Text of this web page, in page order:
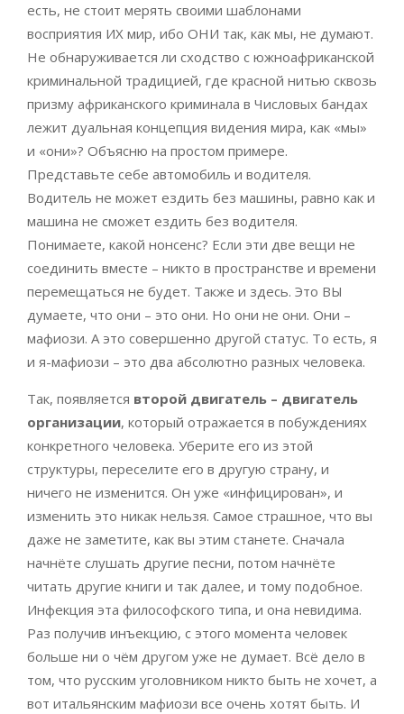
есть, не стоит мерять своими шаблонами
восприятия ИХ мир, ибо ОНИ так, как мы, не думают.
Не обнаруживается ли сходство с южноафриканской
криминальной традицией, где красной нитью сквозь
призму африканского криминала в Числовых бандах
лежит дуальная концепция видения мира, как «мы»
и «они»? Объясню на простом примере.
Представьте себе автомобиль и водителя.
Водитель не может ездить без машины, равно как и
машина не сможет ездить без водителя.
Понимаете, какой нонсенс? Если эти две вещи не
соединить вместе – никто в пространстве и времени
перемещаться не будет. Также и здесь. Это ВЫ
думаете, что они – это они. Но они не они. Они –
мафиози. А это совершенно другой статус. То есть, я
и я-мафиози – это два абсолютно разных человека.
Так, появляется второй двигатель – двигатель
организации, который отражается в побуждениях
конкретного человека. Уберите его из этой
структуры, переселите его в другую страну, и
ничего не изменится. Он уже «инфицирован», и
изменить это никак нельзя. Самое страшное, что вы
даже не заметите, как вы этим станете. Сначала
начнёте слушать другие песни, потом начнёте
читать другие книги и так далее, и тому подобное.
Инфекция эта философского типа, и она невидима.
Раз получив инъекцию, с этого момента человек
больше ни о чём другом уже не думает. Всё дело в
том, что русским уголовником никто быть не хочет, а
вот итальянским мафиози все очень хотят быть. И